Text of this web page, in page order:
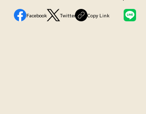
Facebook Twitter Copy Link